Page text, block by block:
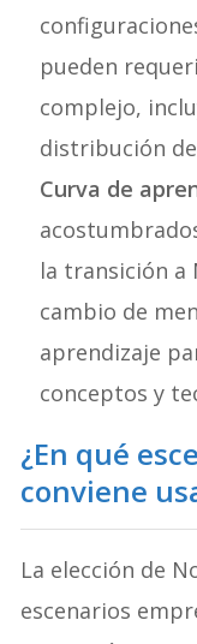
pueden
complejo,
distribución
Curva de
la transición a
cambio de
aprendizaje
conceptos y
¿En qué
conviene
La elección de
escenarios